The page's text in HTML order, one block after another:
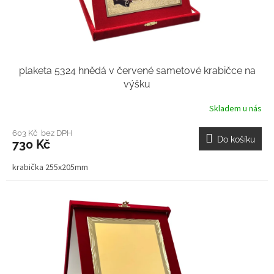
plaketa 5324 hnědá v červené sametové krabičce na
výšku
Skladem u nás
603 Kč bez DPH
730 Kč Do košíku
krabička 255x205mm